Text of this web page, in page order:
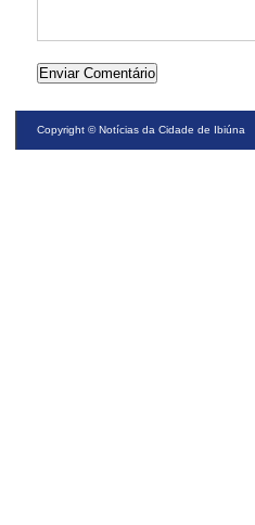
Copyright ©Notícias da Cidade de Ibiúna